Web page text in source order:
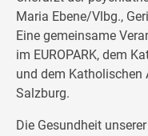
Maria Ebene/Vlbg.,
Eine gemeinsame
im EUROPARK, dem
und dem Katholischen
Salzburg.
Die Gesundheit